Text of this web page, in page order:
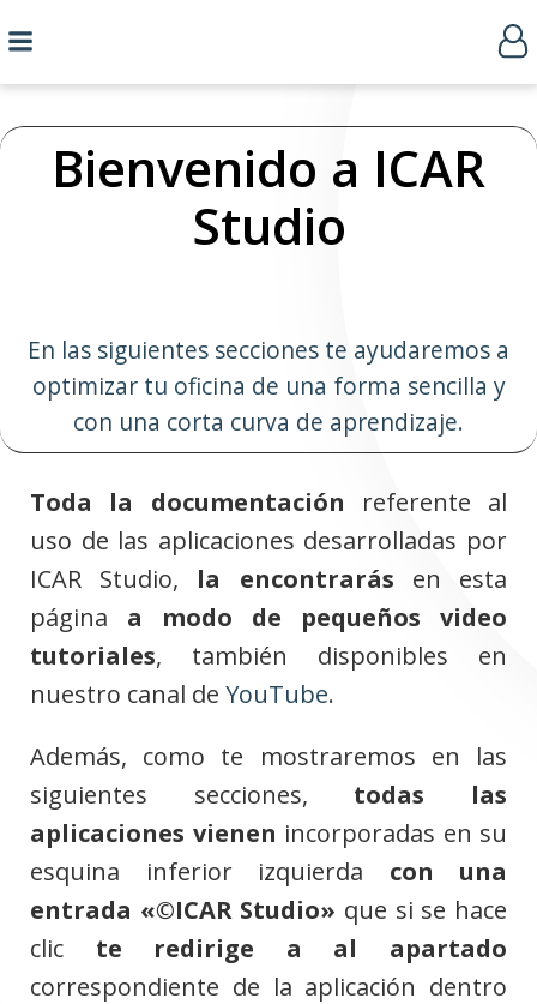
Bienvenido a ICAR
Studio
En las siguientes secciones te ayudaremos a
optimizar tu oficina de una forma sencilla y
con una corta curva de aprendizaje.
Toda la documentación referente al
uso de las aplicaciones desarrolladas por
ICAR Studio, la encontrarás en esta
página a modo de pequeños video
tutoriales, también disponibles en
nuestro canal de YouTube.
Además, como te mostraremos en las
siguientes secciones, todas las
aplicaciones vienen incorporadas en su
esquina inferior izquierda con una
entrada «©ICAR Studio» que si se hace
clic te redirige a al apartado
correspondiente de la aplicación dentro